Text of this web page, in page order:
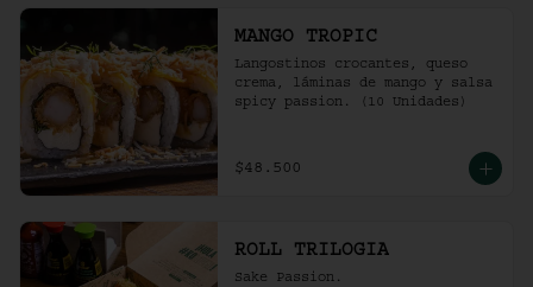
MANGO TROPIC
Langostinos crocantes, queso
crema, láminas de mango y salsa
spicy passion. (10 Unidades)
$48.500
ROLL TRILOGIA
Sake Passion.